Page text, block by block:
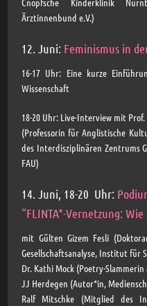
Ärztinnenbund e.V.)
12. Juni: Feminismus in
16-17 Uhr: Eine kurze
Wissenschaft
18-20 Uhr: Live-Interview mit
(Professorin für Anglistische
des Interdisziplinären Zentrums
FAU)
14. Juni, 18-20 Uhr:
“FLINTA*-Vernetzung:
mit Gülten Gizem Fesli
Gesellschaftsanalyse, Institut für
Dr. Kathi Mock (Poetry-
JJ Herdegen (Autor*in,
Ralf Mitschke (Mitglied des